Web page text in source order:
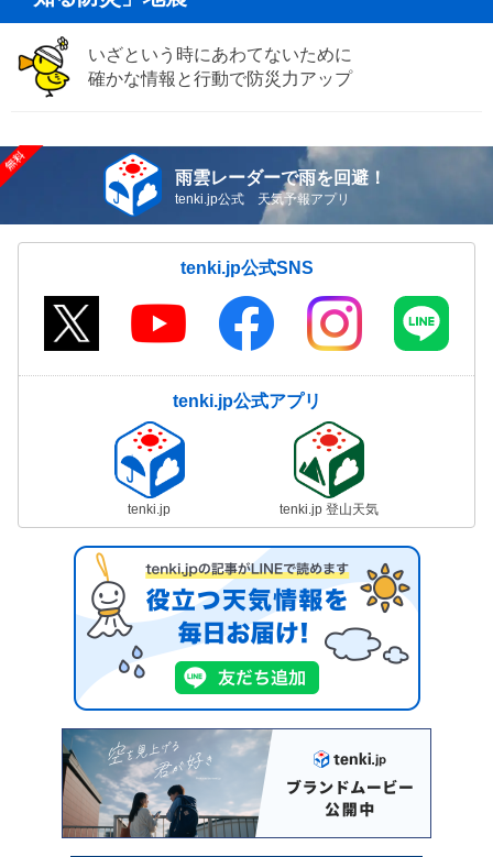
いざという時にあわてないために
確かな情報と行動で防災力アップ
雨雲レーダーで雨を回避！
tenki.jp公式 天気予報アプリ
tenki.jp公式SNS
tenki.jp公式アプリ
tenki.jp tenki.jp 登山天気